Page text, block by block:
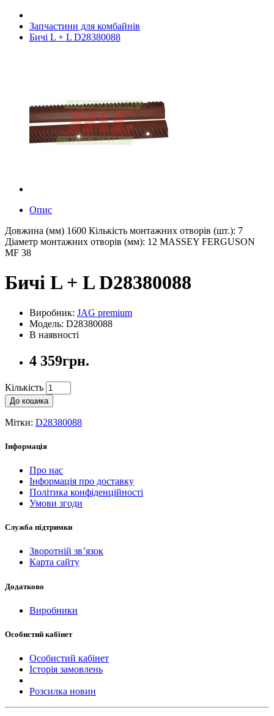
Запчастини для комбайнів
Бичі L + L D28380088
Опис
Довжина (мм) 1600 Кількість монтажних отворів (шт.): 7
Діаметр монтажних отворів (мм): 12 MASSEY FERGUSON
MF 38
Бичі L + L D28380088
Виробник: JAG premium
Модель: D28380088
В наявності
4 359грн.
Кількість
До кошика
Мітки: D28380088
Інформація
Про нас
Інформація про доставку
Політика конфіденційності
Умови згоди
Служба підтримки
Зворотній зв’язок
Карта сайту
Додатково
Виробники
Особистий кабінет
Особистий кабінет
Історія замовлень
Розсилка новин